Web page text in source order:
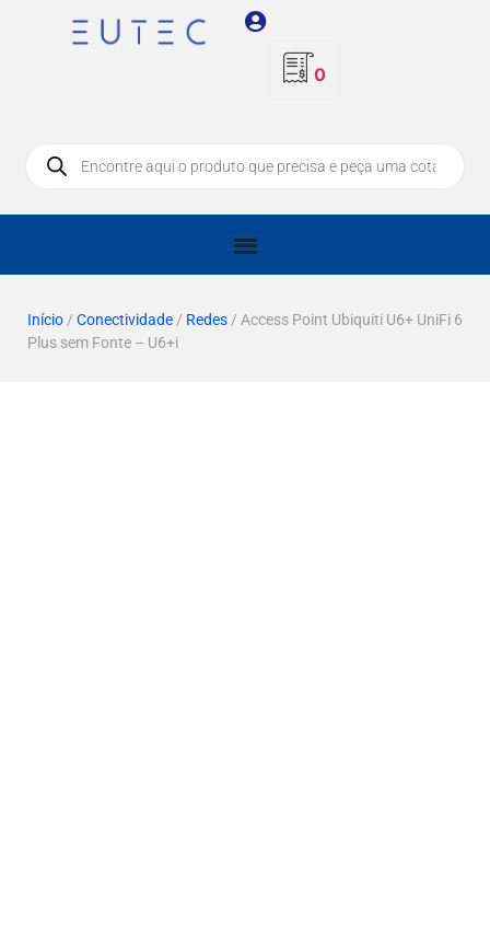
0
Início / Conectividade / Redes / Access Point Ubiquiti U6+ UniFi 6
Plus sem Fonte – U6+i